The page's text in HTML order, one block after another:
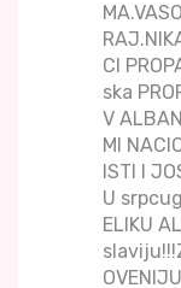
CI
ska
V
MI
ISTI I
U
ELIKU